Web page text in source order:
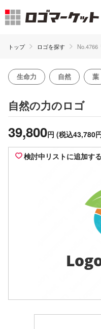
トップ ロゴを探す No.4766
生命力 自然 葉
自然の力のロゴ
39,800円 (税込43,780
検討中リストに追加する